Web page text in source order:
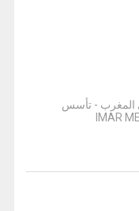
المغرب - تأسس